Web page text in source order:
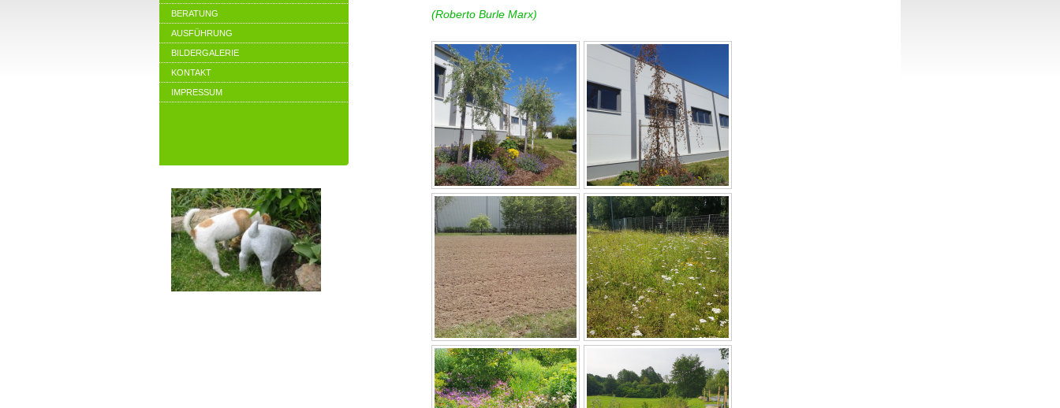
(Roberto Burle Marx)
BERATUNG
AUSFÜHRUNG
BILDERGALERIE
KONTAKT
IMPRESSUM